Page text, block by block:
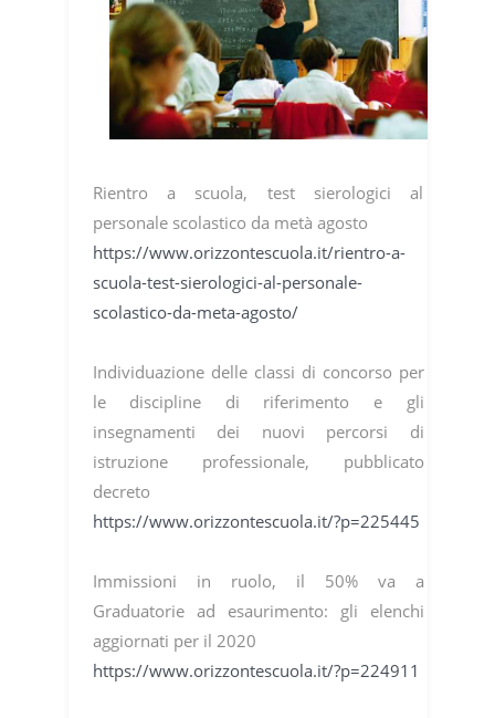
Rientro a scuola, test sierologici al
personale scolastico da metà agosto
https://www.orizzontescuola.it/rientro-a-
scuola-test-sierologici-al-personale-
scolastico-da-meta-agosto/
Individuazione delle classi di concorso per
le discipline di riferimento e gli
insegnamenti dei nuovi percorsi di
istruzione professionale, pubblicato
decreto
https://www.orizzontescuola.it/?p=225445
Immissioni in ruolo, il 50% va a
Graduatorie ad esaurimento: gli elenchi
aggiornati per il 2020
https://www.orizzontescuola.it/?p=224911